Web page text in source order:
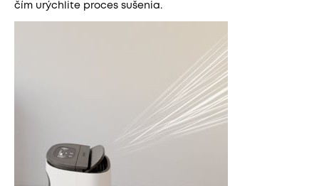
čím urýchlite proces sušenia.